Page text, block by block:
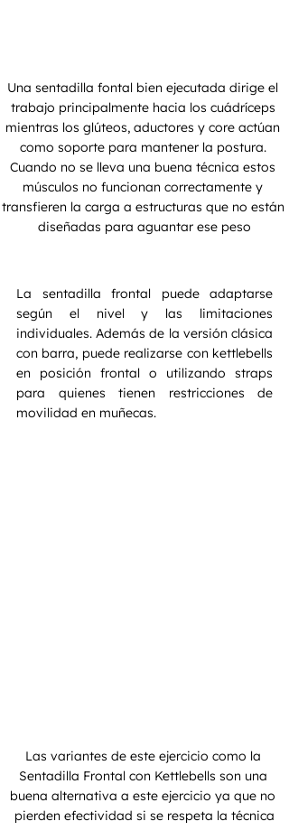
Una sentadilla fontal bien ejecutada dirige el
trabajo principalmente hacia los cuádríceps
mientras los glúteos, aductores y core actúan
como soporte para mantener la postura.
Cuando no se lleva una buena técnica estos
músculos no funcionan correctamente y
transfieren la carga a estructuras que no están
diseñadas para aguantar ese peso
La sentadilla frontal puede adaptarse
según el nivel y las limitaciones
individuales. Además de la versión clásica
con barra, puede realizarse con kettlebells
en posición frontal o utilizando straps
para quienes tienen restricciones de
movilidad en muñecas.
Las variantes de este ejercicio como la
Sentadilla Frontal con Kettlebells son una
buena alternativa a este ejercicio ya que no
pierden efectividad si se respeta la técnica